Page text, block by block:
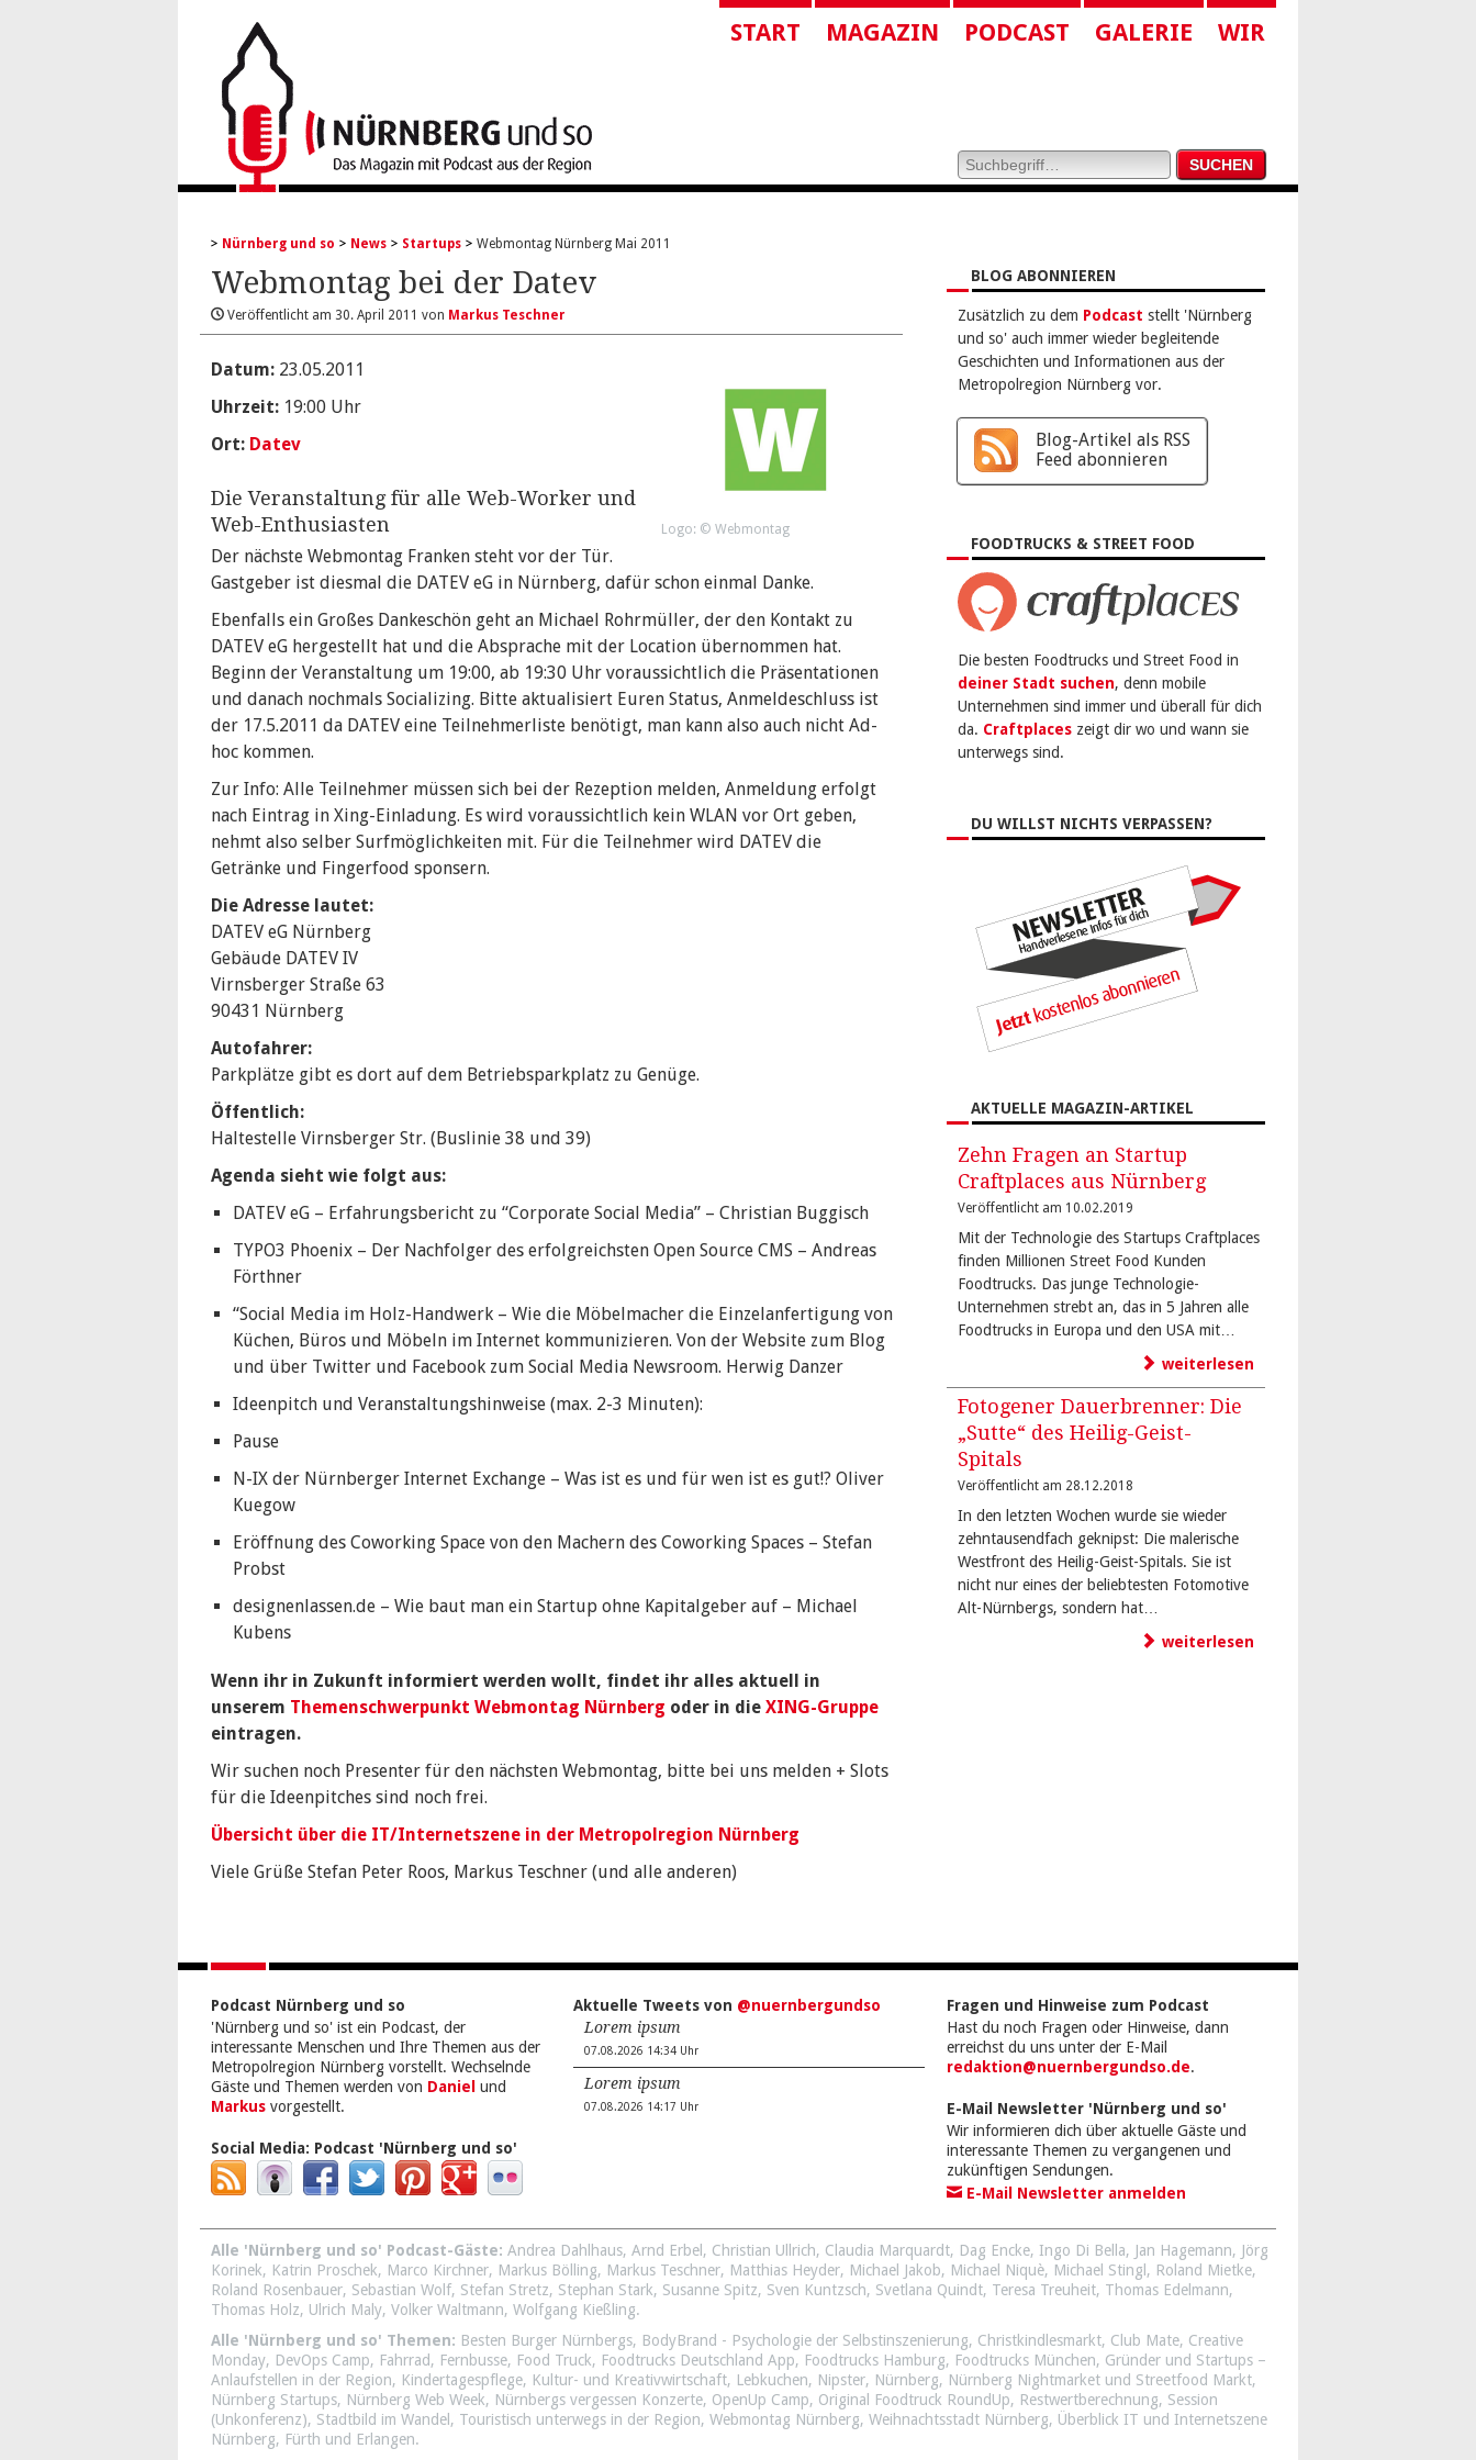
START MAGAZIN PODCAST GALERIE WIR
Nürnberg und so News Startups Webmontag Nürnberg Mai 2011
Webmontag bei der Datev
Veröffentlicht am 30. April 2011 von Markus Teschner
Logo: © Webmontag
Datum: 23.05.2011
Uhrzeit: 19:00 Uhr
Ort: Datev
Die Veranstaltung für alle Web-Worker und
Web-Enthusiasten
Der nächste Webmontag Franken steht vor der Tür.
Gastgeber ist diesmal die DATEV eG in Nürnberg, dafür schon einmal Danke.
Ebenfalls ein Großes Dankeschön geht an Michael Rohrmüller, der den Kontakt zu
DATEV eG hergestellt hat und die Absprache mit der Location übernommen hat.
Beginn der Veranstaltung um 19:00, ab 19:30 Uhr voraussichtlich die Präsentationen
und danach nochmals Socializing. Bitte aktualisiert Euren Status, Anmeldeschluss ist
der 17.5.2011 da DATEV eine Teilnehmerliste benötigt, man kann also auch nicht Ad-
hoc kommen.
Zur Info: Alle Teilnehmer müssen sich bei der Rezeption melden, Anmeldung erfolgt
nach Eintrag in Xing-Einladung. Es wird voraussichtlich kein WLAN vor Ort geben,
nehmt also selber Surfmöglichkeiten mit. Für die Teilnehmer wird DATEV die
Getränke und Fingerfood sponsern.
Die Adresse lautet:
DATEV eG Nürnberg
Gebäude DATEV IV
Virnsberger Straße 63
90431 Nürnberg
Autofahrer:
Parkplätze gibt es dort auf dem Betriebsparkplatz zu Genüge.
Öffentlich:
Haltestelle Virnsberger Str. (Buslinie 38 und 39)
Agenda sieht wie folgt aus:
DATEV eG – Erfahrungsbericht zu “Corporate Social Media” – Christian Buggisch
TYPO3 Phoenix – Der Nachfolger des erfolgreichsten Open Source CMS – Andreas
Förthner
“Social Media im Holz-Handwerk – Wie die Möbelmacher die Einzelanfertigung von
Küchen, Büros und Möbeln im Internet kommunizieren. Von der Website zum Blog
und über Twitter und Facebook zum Social Media Newsroom. Herwig Danzer
Ideenpitch und Veranstaltungshinweise (max. 2-3 Minuten):
Pause
N-IX der Nürnberger Internet Exchange – Was ist es und für wen ist es gut!? Oliver
Kuegow
Eröffnung des Coworking Space von den Machern des Coworking Spaces – Stefan
Probst
designenlassen.de – Wie baut man ein Startup ohne Kapitalgeber auf – Michael
Kubens
Wenn ihr in Zukunft informiert werden wollt, findet ihr alles aktuell in
unserem Themenschwerpunkt Webmontag Nürnberg oder in die XING-Gruppe
eintragen.
Wir suchen noch Presenter für den nächsten Webmontag, bitte bei uns melden + Slots
für die Ideenpitches sind noch frei.
Übersicht über die IT/Internetszene in der Metropolregion Nürnberg
Viele Grüße Stefan Peter Roos, Markus Teschner (und alle anderen)
BLOG ABONNIEREN
Zusätzlich zu dem Podcast stellt 'Nürnberg
und so' auch immer wieder begleitende
Geschichten und Informationen aus der
Metropolregion Nürnberg vor.
Blog-Artikel als RSS
Feed abonnieren
FOODTRUCKS & STREET FOOD
Die besten Foodtrucks und Street Food in
deiner Stadt suchen, denn mobile
Unternehmen sind immer und überall für dich
da. Craftplaces zeigt dir wo und wann sie
unterwegs sind.
DU WILLST NICHTS VERPASSEN?
AKTUELLE MAGAZIN-ARTIKEL
Zehn Fragen an Startup
Craftplaces aus Nürnberg
Veröffentlicht am 10.02.2019
Mit der Technologie des Startups Craftplaces
finden Millionen Street Food Kunden
Foodtrucks. Das junge Technologie-
Unternehmen strebt an, das in 5 Jahren alle
Foodtrucks in Europa und den USA mit…
weiterlesen
Fotogener Dauerbrenner: Die
„Sutte“ des Heilig-Geist-
Spitals
Veröffentlicht am 28.12.2018
In den letzten Wochen wurde sie wieder
zehntausendfach geknipst: Die malerische
Westfront des Heilig-Geist-Spitals. Sie ist
nicht nur eines der beliebtesten Fotomotive
Alt-Nürnbergs, sondern hat…
weiterlesen
Podcast Nürnberg und so
'Nürnberg und so' ist ein Podcast, der
interessante Menschen und Ihre Themen aus der
Metropolregion Nürnberg vorstellt. Wechselnde
Gäste und Themen werden von Daniel und
Markus vorgestellt.
Social Media: Podcast 'Nürnberg und so'
Aktuelle Tweets von @nuernbergundso
Lorem ipsum
07.08.2026 14:34 Uhr
Lorem ipsum
07.08.2026 14:17 Uhr
Fragen und Hinweise zum Podcast
Hast du noch Fragen oder Hinweise, dann
erreichst du uns unter der E-Mail
redaktion@nuernbergundso.de.
E-Mail Newsletter 'Nürnberg und so'
Wir informieren dich über aktuelle Gäste und
interessante Themen zu vergangenen und
zukünftigen Sendungen.
E-Mail Newsletter anmelden
Alle 'Nürnberg und so' Podcast-Gäste: Andrea Dahlhaus, Arnd Erbel , Christian Ullrich, Claudia Marquardt, Dag Encke, Ingo Di Bella, Jan Hagemann, Jörg
Korinek, Katrin Proschek, Marco Kirchner, Markus Bölling, Markus Teschner, Matthias Heyder, Michael Jakob, Michael Niquè, Michael Stingl , Roland Mietke,
Roland Rosenbauer, Sebastian Wolf, Stefan Stretz, Stephan Stark, Susanne Spitz, Sven Kuntzsch, Svetlana Quindt, Teresa Treuheit, Thomas Edelmann,
Thomas Holz, Ulrich Maly, Volker Waltmann, Wolfgang Kießling.
Alle 'Nürnberg und so' Themen: Besten Burger Nürnbergs, BodyBrand - Psychologie der Selbstinszenierung, Christkindlesmarkt, Club Mate, Creative
Monday, DevOps Camp, Fahrrad, Fernbusse, Food Truck, Foodtrucks Deutschland App, Foodtrucks Hamburg, Foodtrucks München, Gründer und Startups –
Anlaufstellen in der Region, Kindertagespflege, Kultur- und Kreativwirtschaft, Lebkuchen, Nipster, Nürnberg, Nürnberg Nightmarket und Streetfood Markt,
Nürnberg Startups, Nürnberg Web Week, Nürnbergs vergessen Konzerte, OpenUp Camp, Original Foodtruck RoundUp, Restwertberechnung, Session
(Unkonferenz), Stadtbild im Wandel , Touristisch unterwegs in der Region, Webmontag Nürnberg, Weihnachtsstadt Nürnberg, Überblick IT und Internetszene
Nürnberg, Fürth und Erlangen.